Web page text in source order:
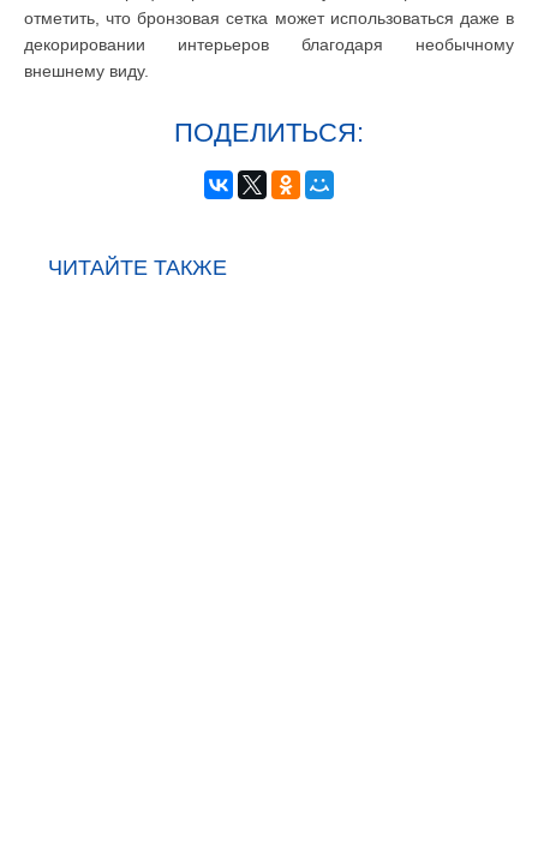
отметить, что бронзовая сетка может использоваться даже в
декорировании интерьеров благодаря необычному
внешнему виду.
ПОДЕЛИТЬСЯ:
ЧИТАЙТЕ ТАКЖЕ